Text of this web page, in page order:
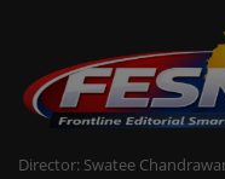
Director: Swatee